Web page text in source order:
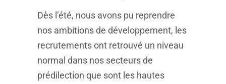
Dès l’été, nous avons pu reprendre
nos ambitions de développement, les
recrutements ont retrouvé un niveau
normal dans nos secteurs de
prédilection que sont les hautes